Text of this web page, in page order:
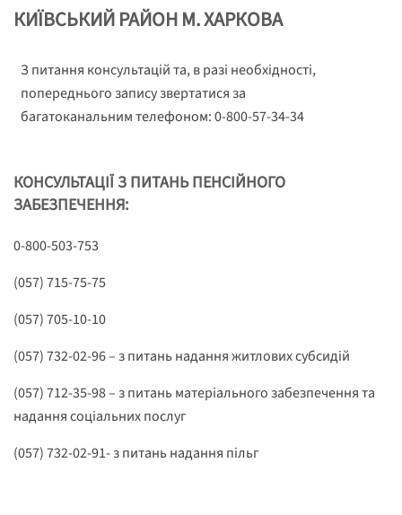
КИЇВСЬКИЙ РАЙОН М. ХАРКОВА
З питання консультацій та, в разі необхідності,
попереднього запису звертатися за
багатоканальним телефоном: 0-800-57-34-34
КОНСУЛЬТАЦІЇ З ПИТАНЬ ПЕНСІЙНОГО
ЗАБЕЗПЕЧЕННЯ:
0-800-503-753
(057) 715-75-75
(057) 705-10-10
(057) 732-02-96 – з питань надання житлових субсидій
(057) 712-35-98 – з питань матеріального забезпечення та
надання соціальних послуг
(057) 732-02-91- з питань надання пільг